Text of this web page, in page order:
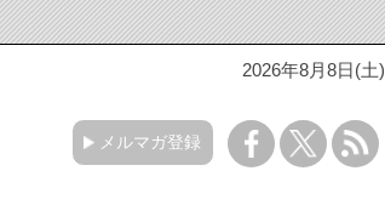
2026年8月8日(土)
メルマガ登録